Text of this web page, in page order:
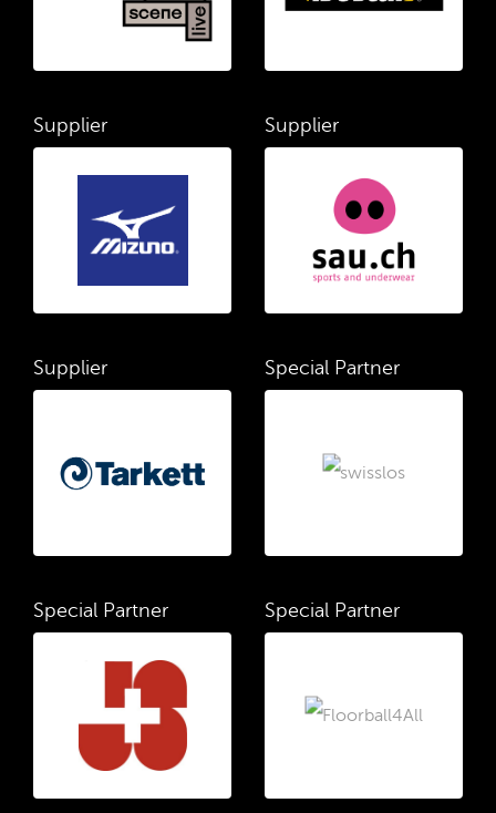
Supplier Supplier
Supplier Special Partner
Special Partner Special Partner